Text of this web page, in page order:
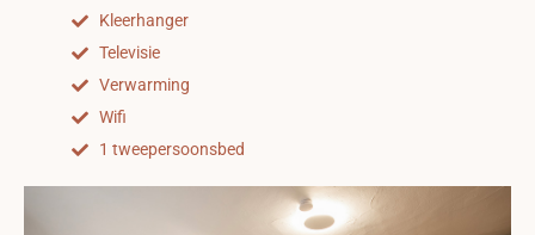
Kleerhanger
Televisie
Verwarming
Wifi
1 tweepersoonsbed